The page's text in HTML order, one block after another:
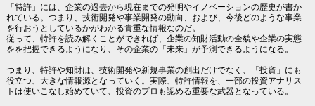
「特許」には、企業の過去から現在までの発明やイノベーションの歴史が書か
れている。つまり、技術開発や事業開発の動向、および、今後どのような事業
を行おうとしているかがわかる貴重な情報なのだ。
従って、特許を読み解くことができれば、企業の知財活動の全貌や企業の実態
をを把握できるようになり、その企業の「未来」が予測できるようになる。
つまり、特許や知財は、技術開発や新規事業の創出だけでなく、「投資」にも
役立つ、大きな情報源となっていく。実際、特許情報を、一部の投資アナリス
トは使いこなし始めていて、投資のプロも認める重要な武器となっている。